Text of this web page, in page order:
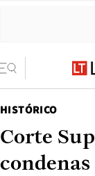
HISTÓRICO
Corte